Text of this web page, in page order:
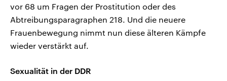
vor 68 um Fragen der Prostitution oder des
Abtreibungsparagraphen 218. Und die neuere
Frauenbewegung nimmt nun diese älteren Kämpfe
wieder verstärkt auf.
Sexualität in der DDR